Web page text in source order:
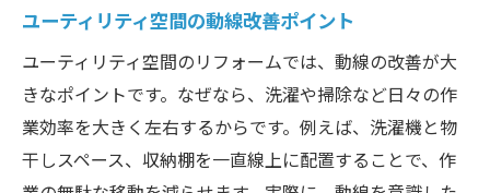
ユーティリティリフォームの人気素材
省エネを意識した新しい提案
トレンドを取り入れたリフォーム実例
快適性向上に役立つ最新設備
大阪府でのユーティリティリフォーム事例を紹
ユーティリティ空間の動線改善ポイント
ユーティリティ空間のリフォームでは、動線の改善が大
きなポイントです。なぜなら、洗濯や掃除など日々の作
業効率を大きく左右するからです。例えば、洗濯機と物
干しスペース、収納棚を一直線上に配置することで、作